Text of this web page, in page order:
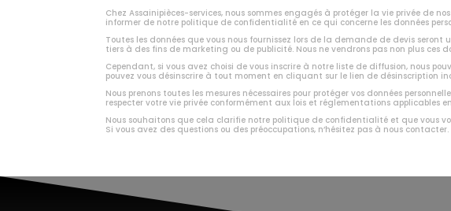
Chez Assainipièces-services, nous sommes engagés à protéger la vie privée de
informer de notre politique de confidentialité en ce qui concerne les données
Toutes les données que vous nous fournissez lors de la demande de devis
tiers à des fins de marketing ou de publicité. Nous ne vendrons pas non plus ces
Cependant, si vous avez choisi de vous inscrire à notre liste de diffusion, nous
pouvez vous désinscrire à tout moment en cliquant sur le lien de désinscription
Nous prenons toutes les mesures nécessaires pour protéger vos données
respecter votre vie privée conformément aux lois et réglementations applicables
Nous souhaitons que cela clarifie notre politique de confidentialité et que vous
Si vous avez des questions ou des préoccupations, n’hésitez pas à nous contacter.